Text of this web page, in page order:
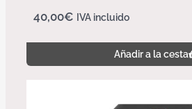
40,00€ IVA incluido
Añadir a la cesta